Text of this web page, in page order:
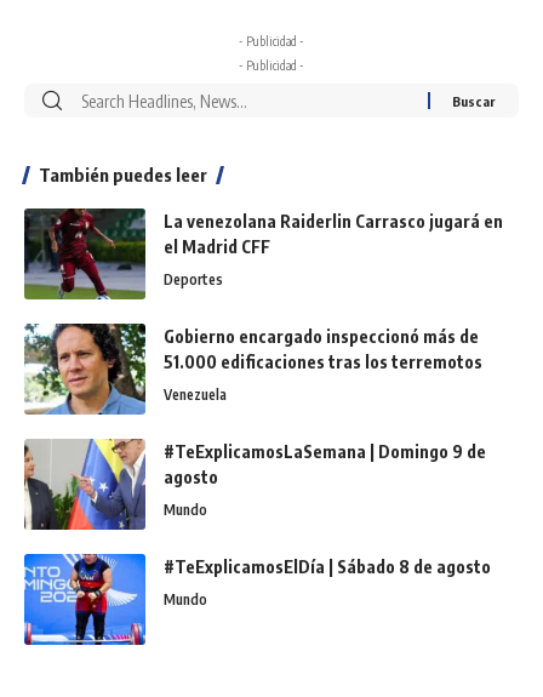
- Publicidad -
- Publicidad -
También puedes leer
La venezolana Raiderlin Carrasco jugará en
el Madrid CFF
Deportes
Gobierno encargado inspeccionó más de
51.000 edificaciones tras los terremotos
Venezuela
#TeExplicamosLaSemana | Domingo 9 de
agosto
Mundo
#TeExplicamosElDía | Sábado 8 de agosto
Mundo